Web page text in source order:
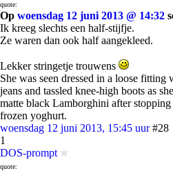
quote:
Op woensdag 12 juni 2013 @ 14:32
Ik kreeg slechts een half-stijfje.
Ze waren dan ook half aangekleed.
Lekker stringetje trouwens
She was seen dressed in a loose
jeans and tassled knee-high boots as
matte black Lamborghini after
frozen yoghurt.
woensdag 12 juni 2013, 15:45 uur #28
1
DOS-prompt
quote: